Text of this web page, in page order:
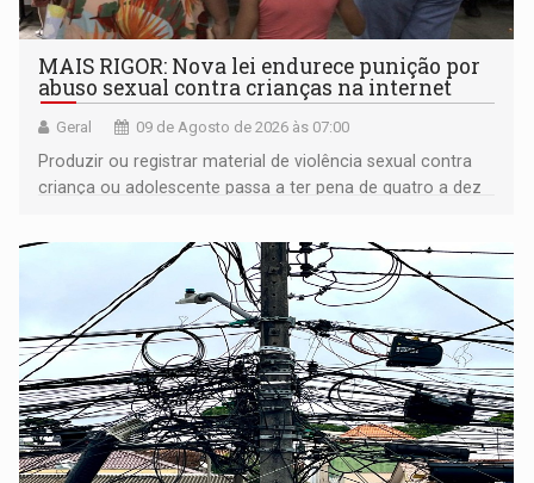
MAIS RIGOR: Nova lei endurece punição por
abuso sexual contra crianças na internet
Geral 09 de Agosto de 2026 às 07:00
Produzir ou registrar material de violência sexual contra
criança ou adolescente passa a ter pena de quatro a dez